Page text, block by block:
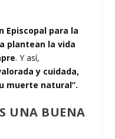
Episcopal para la
plantean la vida
. Y así,
y cuidada,
muerte natural”.
UNA BUENA